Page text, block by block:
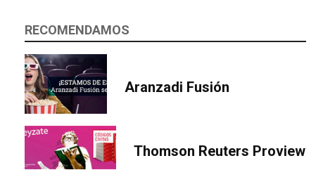
RECOMENDAMOS
Aranzadi Fusión
Thomson Reuters Proview